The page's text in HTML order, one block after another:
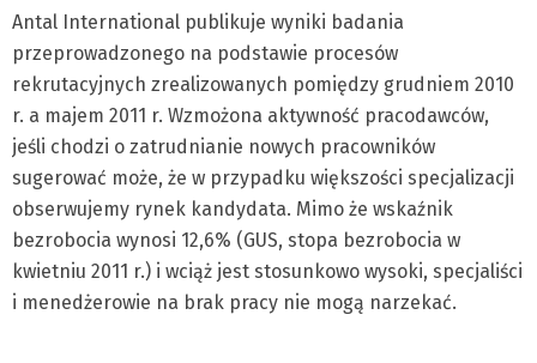
Antal International publikuje wyniki badania
przeprowadzonego na podstawie procesów
rekrutacyjnych zrealizowanych pomiędzy grudniem 2010
r. a majem 2011 r. Wzmożona aktywność pracodawców,
jeśli chodzi o zatrudnianie nowych pracowników
sugerować może, że w przypadku większości specjalizacji
obserwujemy rynek kandydata. Mimo że wskaźnik
bezrobocia wynosi 12,6% (GUS, stopa bezrobocia w
kwietniu 2011 r.) i wciąż jest stosunkowo wysoki, specjaliści
i menedżerowie na brak pracy nie mogą narzekać.